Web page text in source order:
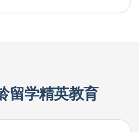
留学精英教育